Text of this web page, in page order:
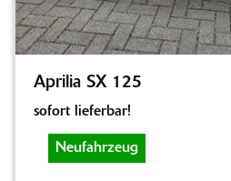
Aprilia SX 125
sofort lieferbar!
Neufahrzeug